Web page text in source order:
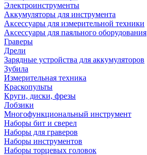
Электроинструменты
Аккумуляторы для инструмента
Аксессуары для измерительной техники
Аксессуары для паяльного оборудования
Граверы
Дрели
Зарядные устройства для аккумуляторов
Зубила
Измерительная техника
Краскопульты
Круги, диски, фрезы
Лобзики
Многофункциональный инструмент
Наборы бит и сверел
Наборы для граверов
Наборы инструментов
Наборы торцевых головок